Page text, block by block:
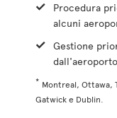
Procedura
alcuni
Gestione
dall'aeroporto
* Montreal, Ottawa,
Gatwick e Dublin.